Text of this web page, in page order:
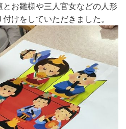
お雛様や三人官女などの人形
けをしていただきました。